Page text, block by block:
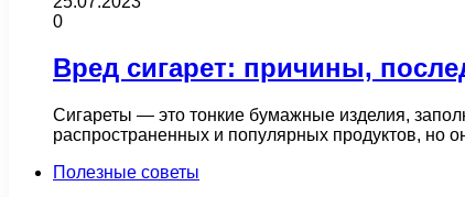
0
Вред сигарет: причины,
Сигареты — это тонкие бумажные изделия,
распространенных и популярных продуктов, но
Полезные советы